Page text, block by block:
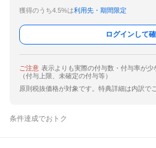
獲得のうち4.5%は利用先・期間限定
ログインして
ご注意 表示よりも実際の付与数・付与率が少
（付与上限、未確定の付与等）
原則税抜価格が対象です。特典詳細は内訳で
条件達成でおトク